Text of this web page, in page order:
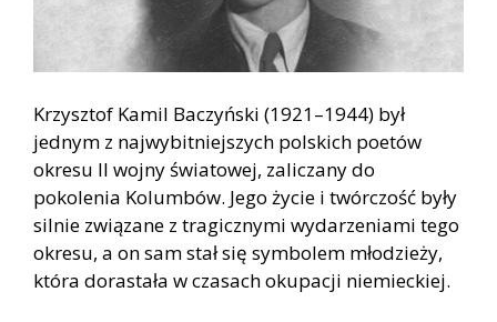
Krzysztof Kamil Baczyński (1921–1944) był
jednym z najwybitniejszych polskich poetów
okresu II wojny światowej, zaliczany do
pokolenia Kolumbów. Jego życie i twórczość były
silnie związane z tragicznymi wydarzeniami tego
okresu, a on sam stał się symbolem młodzieży,
która dorastała w czasach okupacji niemieckiej.